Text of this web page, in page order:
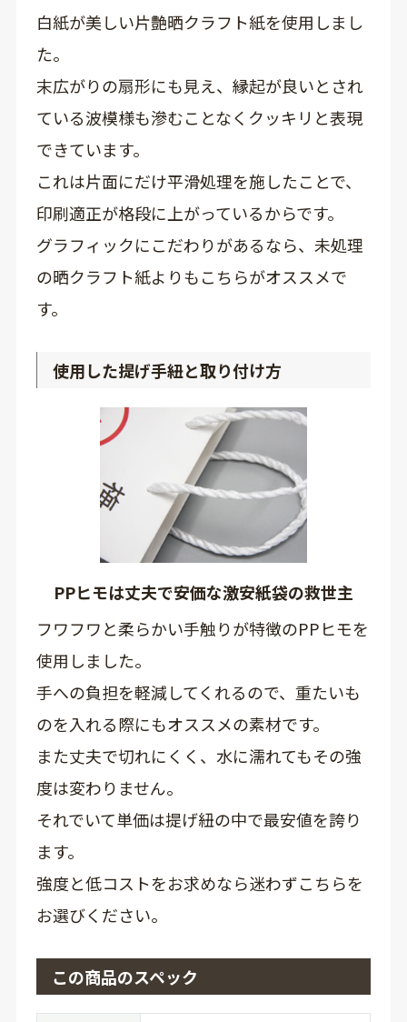
白紙が美しい片艶晒クラフト紙を使用しまし
た。
末広がりの扇形にも見え、縁起が良いとされ
ている波模様も滲むことなくクッキリと表現
できています。
これは片面にだけ平滑処理を施したことで、
印刷適正が格段に上がっているからです。
グラフィックにこだわりがあるなら、未処理
の晒クラフト紙よりもこちらがオススメで
す。
使用した提げ手紐と取り付け方
PPヒモは丈夫で安価な激安紙袋の救世主
フワフワと柔らかい手触りが特徴のPPヒモを
使用しました。
手への負担を軽減してくれるので、重たいも
のを入れる際にもオススメの素材です。
また丈夫で切れにくく、水に濡れてもその強
度は変わりません。
それでいて単価は提げ紐の中で最安値を誇り
ます。
強度と低コストをお求めなら迷わずこちらを
お選びください。
この商品のスペック